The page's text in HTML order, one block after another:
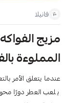
فانيلا
مزيج
المملوءة
عندما يتعلق الأمر
يلعب العطر دورًا